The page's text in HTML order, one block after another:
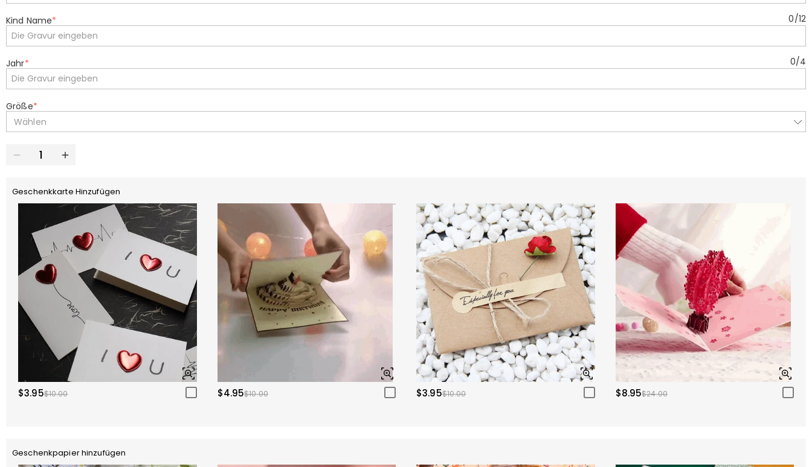
Kind Name* 0/12
Jahr* 0/4
Größe*
Wählen
Geschenkkarte Hinzufügen
$3.95$10.00 $4.95$10.00 $3.95$10.00 $8.95$24.00
Geschenkpapier hinzufügen